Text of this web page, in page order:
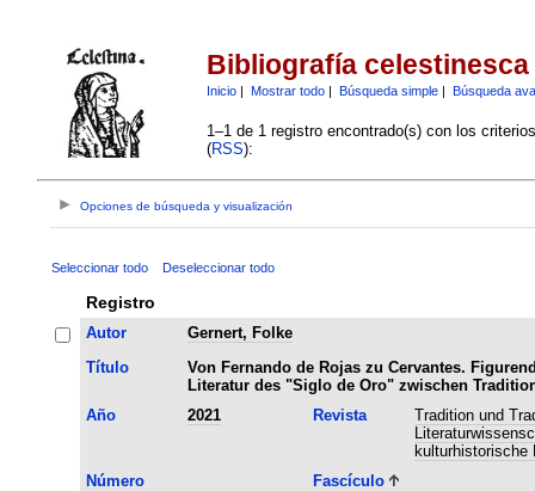
Bibliografía celestinesca
Inicio| Mostrar todo| Búsqueda simple| Búsqueda
1–1 de 1 registro encontrado(s) con los
(RSS):
Opciones de búsqueda y visualización
Seleccionar todo Deseleccionar todo
Registro
Autor
Gernert, Folke
Título
Von Fernando de Rojas zu Cervantes.
Literatur des "Siglo de Oro" zwischen
Año
2021 Revista
Tradition und
kulturhistorische
Número
Fascículo